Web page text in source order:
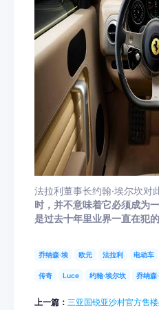
法拉利董事长约翰·埃尔坎对
时，并不意味着它必须成为
是过去十年里业界一直在犯
乔纳森·埃 欧元 法拉利 电动车
传奇 Luce 约翰·埃尔坎 乔纳森
上一篇： 三亚国锐亚沙村官方售